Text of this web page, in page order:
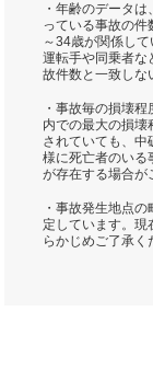
・年齢のデータ
っている事故の
～34歳が関係し
運転手や同乗者な
故件数と一致しな
・事故毎の損壊
内での最大の損壊
されていても、中
様に死亡者のいる
が存在する場合が
・事故発生地点
定しています。現
らかじめご了承く